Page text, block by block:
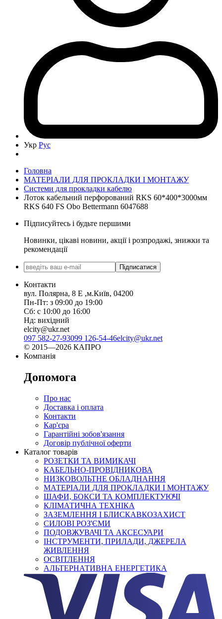
Укр Рус
Головна
МАТЕРІАЛИ ДЛЯ ПРОКЛАДКИ І МОНТАЖУ
Системи для прокладки кабелю
Лоток кабельний перфорований RKS 60*400*3000мм
RKS 640 FS Obo Bettermann 6047688
Підписуйтесь і будьте першими
Новинки, цікаві новини, акції і розпродажі, знижки та
рекомендації
Підписатися
Контакти
вул. Полярна, 8 Е ,м.Київ, 04200
Пн-Пт: з 09:00 до 19:00
Сб: с 10:00 до 16:00
Нд: вихідний
elcity@ukr.net
097 582-27-93099 126-54-46elcity@ukr.net
© 2015—2026 КАПРО
Компанія
Допомога
Про нас
Доставка і оплата
Контакти
Кар'єра
Гарантійні зобов'язання
Договір публічної оферти
Каталог товарів
РОЗЕТКИ ТА ВИМИКАЧІ
КАБЕЛЬНО-ПРОВІДНИКОВА
НИЗКОВОЛЬТНЕ ОБЛАДНАННЯ
МАТЕРІАЛИ ДЛЯ ПРОКЛАДКИ І МОНТАЖУ
ШАФИ, БОКСИ ТА КОМПЛЕКТУЮЧІ
КЛІМАТИЧНА ТЕХНІКА
ЗАЗЕМЛЕННЯ І БЛИСКАВКОЗАХИСТ
СИЛОВІ РОЗ'ЄМИ
ПОДОВЖУВАЧІ ТА АКСЕСУАРИ
ІНСТРУМЕНТИ, ПРИЛАДИ, ДЖЕРЕЛА
ЖИВЛЕННЯ
ОСВІТЛЕННЯ
АЛЬТЕРНАТИВНА ЕНЕРГЕТИКА